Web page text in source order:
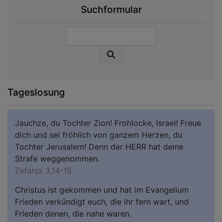
Suchformular
Tageslosung
Jauchze, du Tochter Zion! Frohlocke, Israel! Freue
dich und sei fröhlich von ganzem Herzen, du
Tochter Jerusalem! Denn der HERR hat deine
Strafe weggenommen.
Zefanja 3,14-15
Christus ist gekommen und hat im Evangelium
Frieden verkündigt euch, die ihr fern wart, und
Frieden denen, die nahe waren.